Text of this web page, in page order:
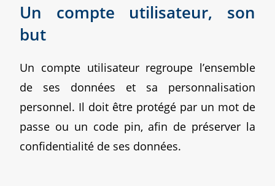
Un compte utilisateur, son
but
Un compte utilisateur regroupe l’ensemble
de ses données et sa personnalisation
personnel. Il doit être protégé par un mot de
passe ou un code pin, afin de préserver la
confidentialité de ses données.